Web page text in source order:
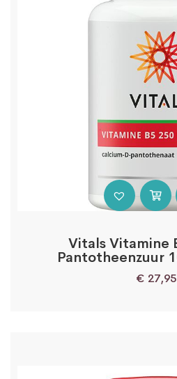
Vitals Vitamine
Pantotheenzuur
€ 27,95